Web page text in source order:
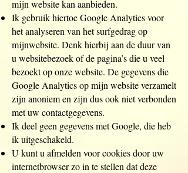
mijn website kan aanbieden.
Ik gebruik hiertoe Google Analytics voor
het analyseren van het surfgedrag op
mijnwebsite. Denk hierbij aan de duur van
u websitebezoek of de pagina’s die u veel
bezoekt op onze website. De gegevens die
Google Analytics op mijn website verzamelt
zijn anoniem en zijn dus ook niet verbonden
met uw contactgegevens.
Ik deel geen gegevens met Google, die heb
ik uitgeschakeld.
U kunt u afmelden voor cookies door uw
internetbrowser zo in te stellen dat deze